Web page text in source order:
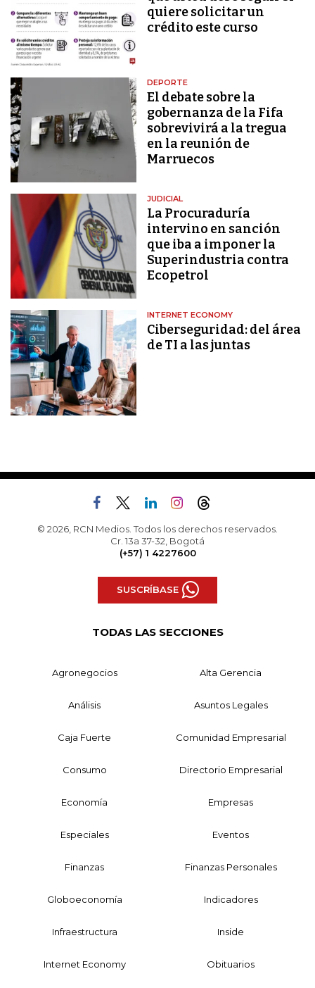
quiere solicitar un
crédito este curso
DEPORTE
El debate sobre la
gobernanza de la Fifa
sobrevivirá a la tregua
en la reunión de
Marruecos
JUDICIAL
La Procuraduría
intervino en sanción
que iba a imponer la
Superindustria contra
Ecopetrol
INTERNET ECONOMY
Ciberseguridad: del área
de TI a las juntas
© 2026, RCN Medios. Todos los derechos reservados.
Cr. 13a 37-32, Bogotá
(+57) 1 4227600
SUSCRÍBASE
TODAS LAS SECCIONES
Agronegocios Alta Gerencia
Análisis Asuntos Legales
Caja Fuerte Comunidad Empresarial
Consumo Directorio Empresarial
Economía Empresas
Especiales Eventos
Finanzas Finanzas Personales
Globoeconomía Indicadores
Infraestructura Inside
Internet Economy Obituarios